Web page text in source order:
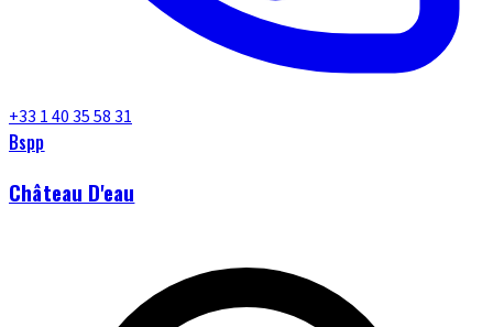
+33 1 40 35 58 31
Bspp
Château D'eau